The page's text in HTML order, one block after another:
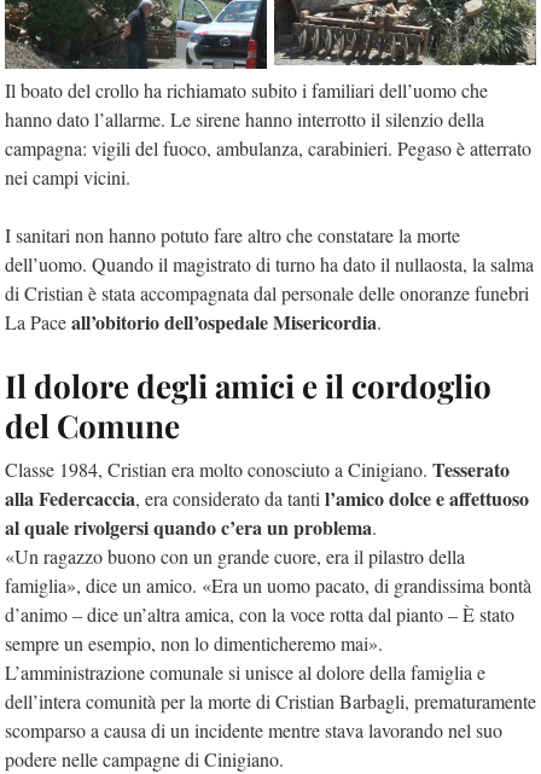
Il boato del crollo ha richiamato subito i familiari dell’uomo che
hanno dato l’allarme. Le sirene hanno interrotto il silenzio della
campagna: vigili del fuoco, ambulanza, carabinieri. Pegaso è atterrato
nei campi vicini.
I sanitari non hanno potuto fare altro che constatare la morte
dell’uomo. Quando il magistrato di turno ha dato il nullaosta, la salma
di Cristian è stata accompagnata dal personale delle onoranze funebri
La Paceall’obitorio dell’ospedale Misericordia.
Il dolore degli amici e il cordoglio
del Comune
Classe 1984, Cristian era molto conosciuto a Cinigiano. Tesserato
alla Federcaccia, era considerato da tantil’amico dolce e affettuoso
al quale rivolgersi quando c’era un problema.
«Un ragazzo buono con un grande cuore, era il pilastro della
famiglia», dice un amico. «Era un uomo pacato, di grandissima bontà
d’animo – dice un’altra amica, con la voce rotta dal pianto – È stato
sempre un esempio, non lo dimenticheremo mai».
L’amministrazione comunale si unisce al dolore della famiglia e
dell’intera comunità per la morte di Cristian Barbagli, prematuramente
scomparso a causa di un incidente mentre stava lavorando nel suo
podere nelle campagne di Cinigiano.